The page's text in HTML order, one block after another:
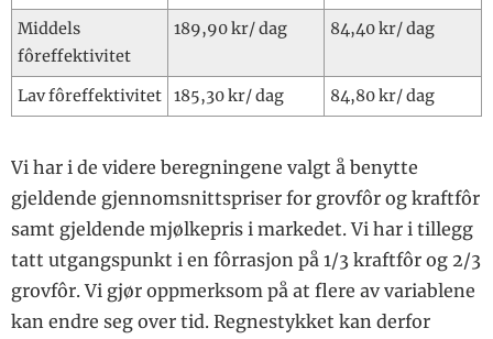
Middels
fôreffektivitet
189,90 kr/ dag 84,40 kr/ dag
Lav fôreffektivitet 185,30 kr/ dag 84,80 kr/ dag
Vi har i de videre beregningene valgt å benytte
gjeldende gjennomsnittspriser for grovfôr og kraftfôr
samt gjeldende mjølkepris i markedet. Vi har i tillegg
tatt utgangspunkt i en fôrrasjon på 1/3 kraftfôr og 2/3
grovfôr. Vi gjør oppmerksom på at flere av variablene
kan endre seg over tid. Regnestykket kan derfor